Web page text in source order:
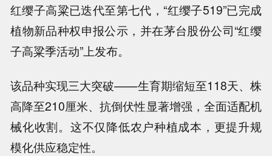
红缨子高粱已迭代至第七代，“红缨子519”已完成
植物新品种权申报公示，并在茅台股份公司“红缨
子高粱季活动”上发布。
该品种实现三大突破——生育期缩短至118天、株
高降至210厘米、抗倒伏性显著增强，全面适配机
械化收割。这不仅降低农户种植成本，更提升规
模化供应稳定性。